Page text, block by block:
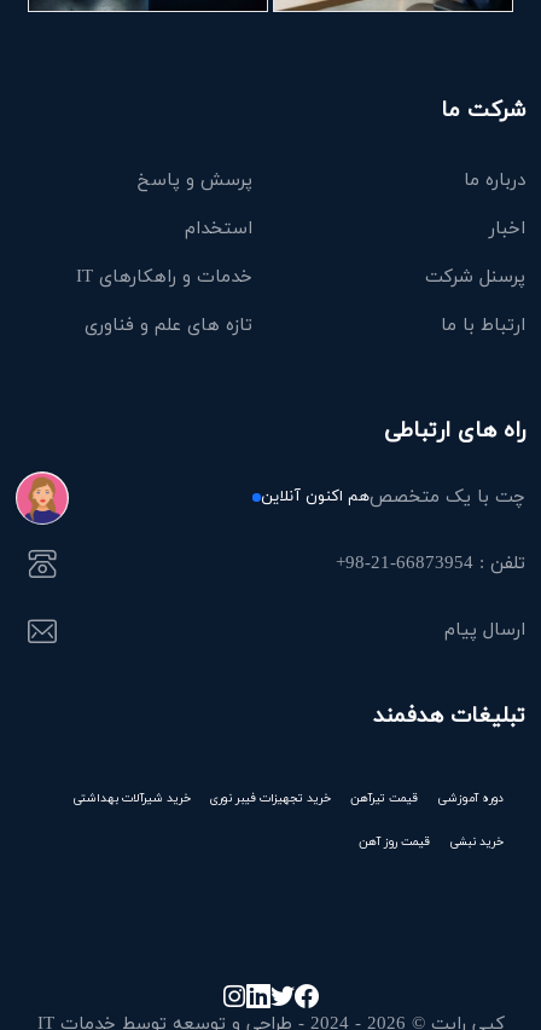
شرکت ما
درباره ما
پرسش و پاسخ
اخبار
استخدام
پرسنل شرکت
خدمات و راهکارهای IT
ارتباط با ما
تازه های علم و فناوری
راه های ارتباطی
چت با یک متخصصهم اکنون آنلاین
تلفن : 66873954-21-98+
ارسال پیام
تبلیغات هدفمند
دوره آموزشی قیمت تیرآهن خرید تجهیزات فیبر نوری خرید شیرآلات بهداشتی
خرید نبشی قیمت روز آهن
کپی رایت © 2026 - 2024 - طراحی و توسعه توسط خدمات IT